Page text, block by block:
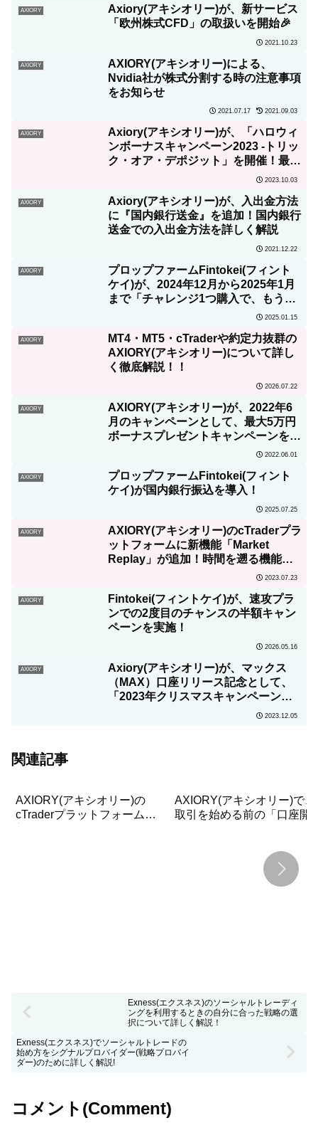
AXIORY
Axiory(アキシオリー)が、新サービス
「欧州株式CFD」の取扱いを開始🎉
2021.10.23
AXIORY
AXIORY(アキシオリー)による、
Nvidia社が株式分割する時の注意事項
をお知らせ
2021.07.17 2021.09.03
AXIORY
Axiory(アキシオリー)が、「ハロウィ
ンボーナスキャンペーン2023 -トリッ
ク・オア・デポジット」を開催！最大
2023.10.03
AXIORY
Axiory(アキシオリー)が、入出金方法
に『国内銀行送金』を追加！国内銀行
送金での入出金方法を詳しく解説
2021.12.22
AXIORY
プロップファームFintokei(フィント
ケイ)が、2024年12月から2025年1月
まで「チャレンジ1つ購入で、もう1
つ無料キャンペーン」を実施！2025.01.15
AXIORY
MT4・MT5・cTraderや約定力抜群の
AXIORY(アキシオリー)について詳し
く徹底解説！！
2026.07.22
AXIORY
AXIORY(アキシオリー)が、2022年6
月のキャンペーンとして、最大5万円
ボーナスプレゼントキャンペーンを実
2022.06.01
AXIORY
プロップファームFintokei(フィント
ケイ)が国内銀行振込を導入！
2025.07.25
AXIORY
AXIORY(アキシオリー)のcTraderプラ
ットフォームに新機能「Market
Replay」が追加！時間を遡る機能と
2023.07.23
AXIORY
Fintokei(フィントケイ)が、速攻プラ
ンでの2度目のチャンスの半額キャン
ペーンを実施！
2026.05.16
AXIORY
Axiory(アキシオリー)が、マックス
（MAX）口座リリース記念として、
「2023年クリスマスキャンペーン」
2023.12.05
関連記事
AXIORY(アキシオリー)の
cTraderプラットフォームに
AXIORY(アキシオリー)で、
取引を始める前の「口座開
Exness(エクスネス)のソーシャルトレーディ
ングを利用するときの自分に合った戦略の選
択について詳しく解説！
Exness(エクスネス)でソーシャルトレードの
始め方をシグナルプロバイダー(戦略プロバイ
ダー)のために詳しく解説!
コメント(Comment)